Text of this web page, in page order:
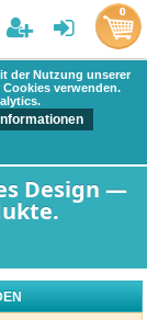
der Nutzung unserer
verwenden.
Design —
0